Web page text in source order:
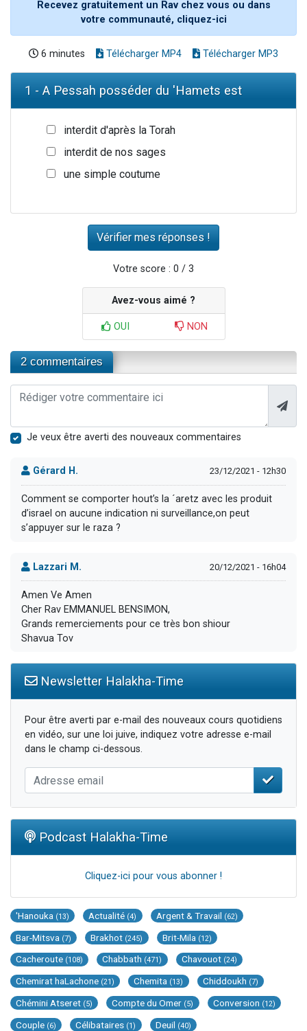
Recevez gratuitement un Rav chez vous ou dans
votre communauté, cliquez-ici
6 minutes Télécharger MP4 Télécharger MP3
1 - A Pessah posséder du 'Hamets est
interdit d'après la Torah
interdit de nos sages
une simple coutume
Votre score : 0 / 3
Avez-vous aimé ?
OUI NON
2 commentaires
Je veux être averti des nouveaux commentaires
Gérard H. 23/12/2021 - 12h30
Comment se comporter hout’s la ´aretz avec les produit
d’israel on aucune indication ni surveillance,on peut
s’appuyer sur le raza ?
Lazzari M. 20/12/2021 - 16h04
Amen Ve Amen
Cher Rav EMMANUEL BENSIMON,
Grands remerciements pour ce très bon shiour
Shavua Tov
Newsletter Halakha-Time
Pour être averti par e-mail des nouveaux cours quotidiens
en vidéo, sur une loi juive, indiquez votre adresse e-mail
dans le champ ci-dessous.
Podcast Halakha-Time
Cliquez-ici pour vous abonner !
'Hanouka (13) Actualité (4) Argent & Travail (62)
Bar-Mitsva (7) Brakhot (245) Brit-Mila (12)
Cacheroute (108) Chabbath (471) Chavouot (24)
Chemirat haLachone (21) Chemita (13) Chiddoukh (7)
Chémini Atseret (5) Compte du Omer (5) Conversion (12)
Couple (6) Célibataires (1) Deuil (40)